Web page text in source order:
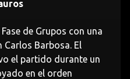
de Grupos con una
Barbosa. El
el partido durante un
en el orden